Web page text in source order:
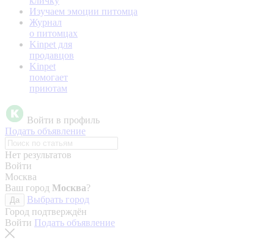
Изучаем эмоции питомца
Журнал
о питомцах
Kinpet для
продавцов
Kinpet
помогает
приютам
Войти в профиль
Подать объявление
Нет результатов
Войти
Москва
Ваш город Москва?
Да
Выбрать город
Город подтверждён
Войти Подать объявление